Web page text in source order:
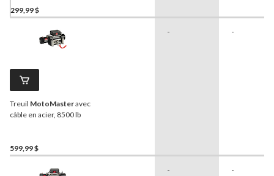
299,99 $
Treuil MotoMasteravec
câble en acier, 8500 lb
599,99 $
- -
- -